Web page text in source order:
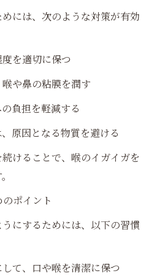
には、次のような対策が有効
を適切に保つ
や鼻の粘膜を潤す
負担を軽減する
原因となる物質を避ける
けることで、喉のイガイガを
ポイント
にするためには、以下の習慣
て、口や喉を清潔に保つ